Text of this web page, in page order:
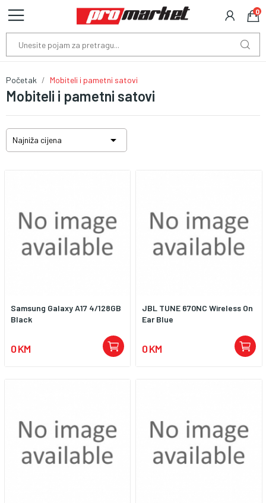
0
Mobiteli i pametni satovi
Početak Mobiteli i pametni satovi
Najniža cijena 
Samsung Galaxy A17 4/128GB
Black
0 KM
JBL TUNE 670NC Wireless On
Ear Blue
0 KM